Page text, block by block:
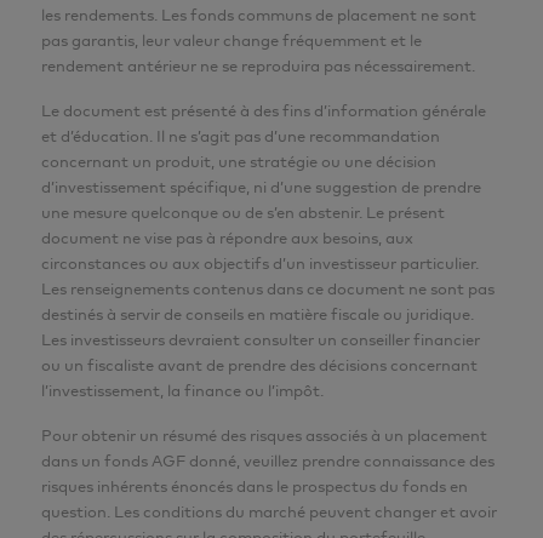
« CFA® » et « Chartered Financial Analyst® » sont des
marques de commerce du CFA Institute.
les rendements. Les fonds communs de placement ne sont
pas garantis, leur valeur change fréquemment et le
rendement antérieur ne se reproduira pas nécessairement.
Le document est présenté à des fins d’information générale
et d’éducation. Il ne s’agit pas d’une recommandation
concernant un produit, une stratégie ou une décision
d’investissement spécifique, ni d’une suggestion de prendre
une mesure quelconque ou de s’en abstenir. Le présent
document ne vise pas à répondre aux besoins, aux
circonstances ou aux objectifs d’un investisseur particulier.
Les renseignements contenus dans ce document ne sont pas
destinés à servir de conseils en matière fiscale ou juridique.
Les investisseurs devraient consulter un conseiller financier
ou un fiscaliste avant de prendre des décisions concernant
l’investissement, la finance ou l’impôt.
Pour obtenir un résumé des risques associés à un placement
dans un fonds AGF donné, veuillez prendre connaissance des
risques inhérents énoncés dans le prospectus du fonds en
question. Les conditions du marché peuvent changer et avoir